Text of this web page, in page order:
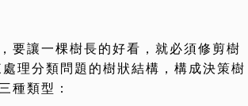
要讓一棵樹長的好看，就必須修剪樹
理分類問題的樹狀結構，構成決策樹
種類型：